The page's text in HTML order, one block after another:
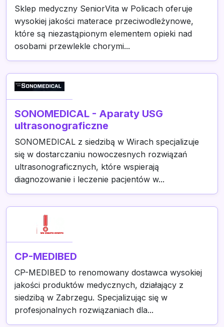
Sklep medyczny SeniorVita w Policach oferuje
wysokiej jakości materace przeciwodleżynowe,
które są niezastąpionym elementem opieki nad
osobami przewlekle chorymi...
SONOMEDICAL - Aparaty USG
ultrasonograficzne
SONOMEDICAL z siedzibą w Wirach specjalizuje
się w dostarczaniu nowoczesnych rozwiązań
ultrasonograficznych, które wspierają
diagnozowanie i leczenie pacjentów w...
CP-MEDIBED
CP-MEDIBED to renomowany dostawca wysokiej
jakości produktów medycznych, działający z
siedzibą w Zabrzegu. Specjalizując się w
profesjonalnych rozwiązaniach dla...